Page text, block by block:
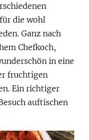
die wohl
Ganz nach
Chefkoch,
in eine
fruchtigen
Ein richtiger
auftischen